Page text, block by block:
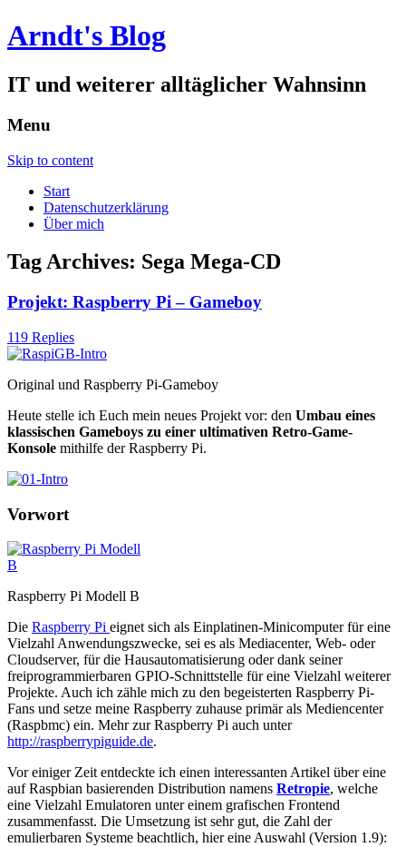
Arndt's Blog
IT und weiterer alltäglicher Wahnsinn
Menu
Skip to content
Start
Datenschutzerklärung
Über mich
Tag Archives: Sega Mega-CD
Projekt: Raspberry Pi – Gameboy
119 Replies
Original und Raspberry Pi-Gameboy
Heute stelle ich Euch mein neues Projekt vor: den Umbau eines
klassischen Gameboys zu einer ultimativen Retro-Game-
Konsole mithilfe der Raspberry Pi.
Vorwort
Raspberry Pi Modell B
Die Raspberry Pi eignet sich als Einplatinen-Minicomputer für eine
Vielzahl Anwendungszwecke, sei es als Mediacenter, Web- oder
Cloudserver, für die Hausautomatisierung oder dank seiner
freiprogrammierbaren GPIO-Schnittstelle für eine Vielzahl weiterer
Projekte. Auch ich zähle mich zu den begeisterten Raspberry Pi-
Fans und setze meine Raspberry zuhause primär als Mediencenter
(Raspbmc) ein. Mehr zur Raspberry Pi auch unter
http://raspberrypiguide.de.
Vor einiger Zeit entdeckte ich einen interessanten Artikel über eine
auf Raspbian basierenden Distribution namens Retropie, welche
eine Vielzahl Emulatoren unter einem grafischen Frontend
zusammenfasst. Die Umsetzung ist sehr gut, die Zahl der
emulierbaren Systeme beachtlich, hier eine Auswahl (Version 1.9):